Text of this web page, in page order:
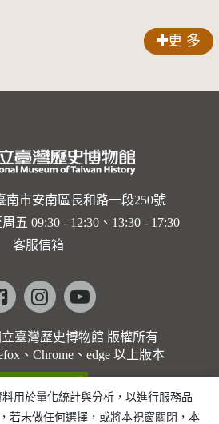
—
之
生
戀
地
更 多
南市安南區長和路一段250號
五 09:30 - 12:30、13:30 - 17:30
客服信箱
Facebookinstagramyoutube
立臺灣歷史博物館 版權所有
、Chrome、edge 以上版本
用於量化統計與分析，以進行服務品
若未做任何選擇，或將本視窗關閉，本